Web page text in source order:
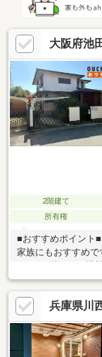
大阪府池
2階建て
所有権
■おすすめポイント
家族にもおすすめで
水栓付きですので
す。
兵庫県川